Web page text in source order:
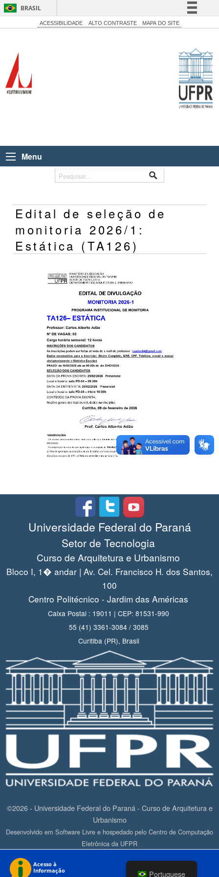
BRASIL
Simplifique!
Acesso à informação
ACESSIBILIDADE ALTO CONTRASTE MAPA DO SITE
Menu
Edital de seleção de
monitoria 2026/1:
Estática (TA126)
Universidade Federal do Paraná
Setor de Tecnologia
Curso de Arquitetura e Urbanismo
Bloco I, 1� andar | Av. Cel. Francisco H. dos Santos,
100
Centro Politécnico - Jardim das Américas
Caixa Postal : 19011 | CEP: 81531-990
55 (41) 3361-3084 / 3085
Curitiba (PR), Brasil
©2026 - Universidade Federal do Paraná - Curso de Arquitetura e
Urbanismo
Desenvolvido em Software Livre e hospedado pelo Centro de Computação
Eletrônica da UFPR
Portuguese